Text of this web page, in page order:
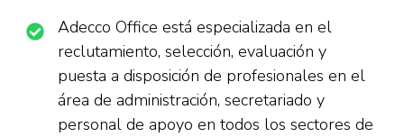
Adecco Office está especializada en el
reclutamiento, selección, evaluación y
puesta a disposición de profesionales en el
área de administración, secretariado y
personal de apoyo en todos los sectores de